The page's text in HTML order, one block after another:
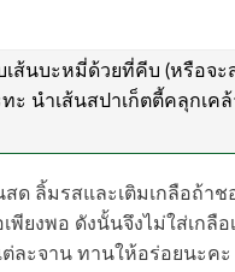
เส้นบะหมี่ด้วยที่คีบ (หรือจะ
ะ นำเส้นสปาเก็ตตี้คลุกเค
ด ลิ้มรสและเติมเกลือถ้าช
พียงพอ ดังนั้นจึงไม่ใส่เกลือ
ละจาน ทานให้อร่อยนะคะ